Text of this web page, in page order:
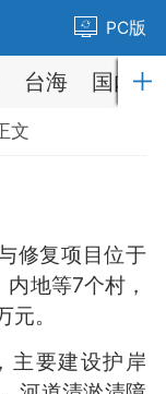
PC版
台海 国内
文
修复项目位于
地等7个村，
。
要建设护岸